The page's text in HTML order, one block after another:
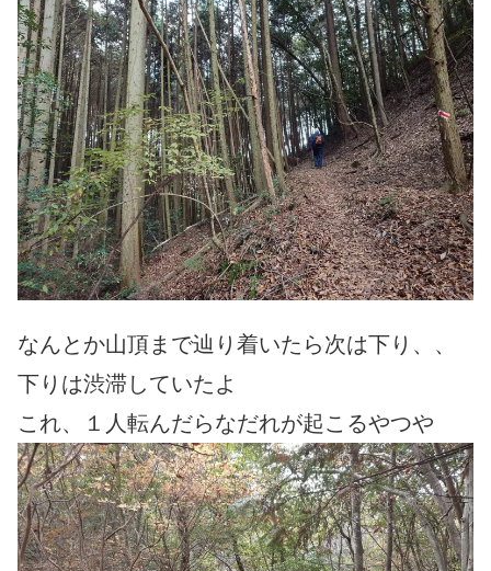
なんとか山頂まで辿り着いたら次は下り、、
下りは渋滞していたよ
これ、１人転んだらなだれが起こるやつや